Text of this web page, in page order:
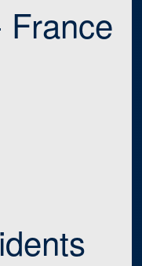
France